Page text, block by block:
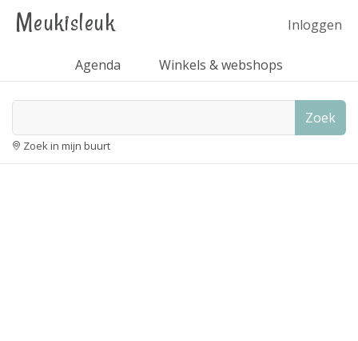
Meukisleuk Inloggen
Agenda Winkels & webshops
Zoek
Zoek in mijn buurt